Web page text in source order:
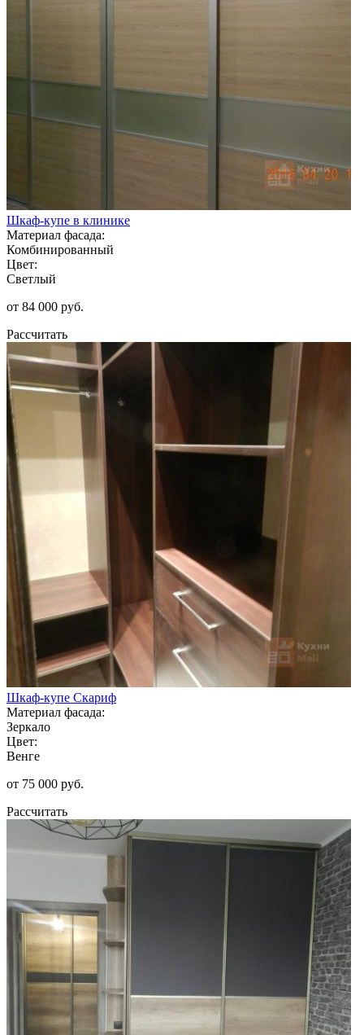
Шкаф-купе в клинике
Материал фасада:
Комбинированный
Цвет:
Светлый
от 84 000 руб.
Рассчитать
Шкаф-купе Скариф
Материал фасада:
Зеркало
Цвет:
Венге
от 75 000 руб.
Рассчитать